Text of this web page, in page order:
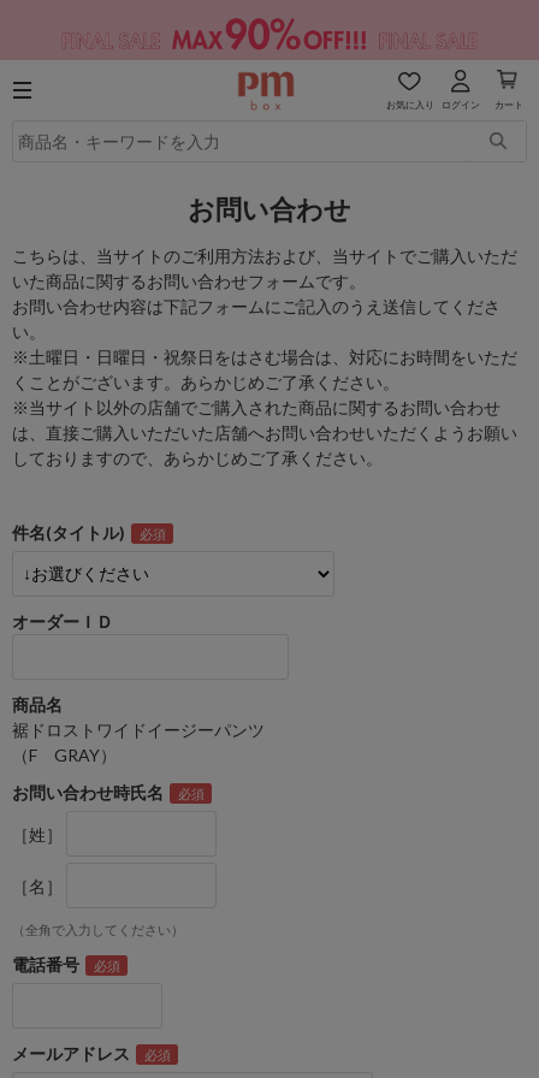
お気に入り ログイン カート
お問い合わせ
こちらは、当サイトのご利用方法および、当サイトでご購入いただ
いた商品に関するお問い合わせフォームです。
お問い合わせ内容は下記フォームにご記入のうえ送信してくださ
い。
※土曜日・日曜日・祝祭日をはさむ場合は、対応にお時間をいただ
くことがございます。あらかじめご了承ください。
※当サイト以外の店舗でご購入された商品に関するお問い合わせ
は、直接ご購入いただいた店舗へお問い合わせいただくようお願い
しておりますので、あらかじめご了承ください。
件名(タイトル)
オーダーＩＤ
商品名
裾ドロストワイドイージーパンツ
（F GRAY）
お問い合わせ時氏名
［姓］
［名］
（全角で入力してください）
電話番号
メールアドレス